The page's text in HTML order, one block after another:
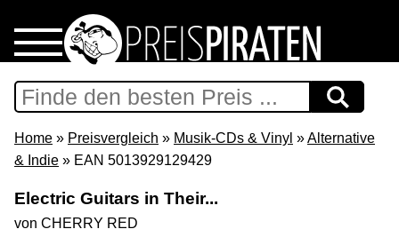
Home
Download
Support & Newsletter
Home » Preisvergleich » Musik-CDs & Vinyl »Alternative
& Indie » EAN 5013929129429
Electric Guitars in Their...
von CHERRY RED